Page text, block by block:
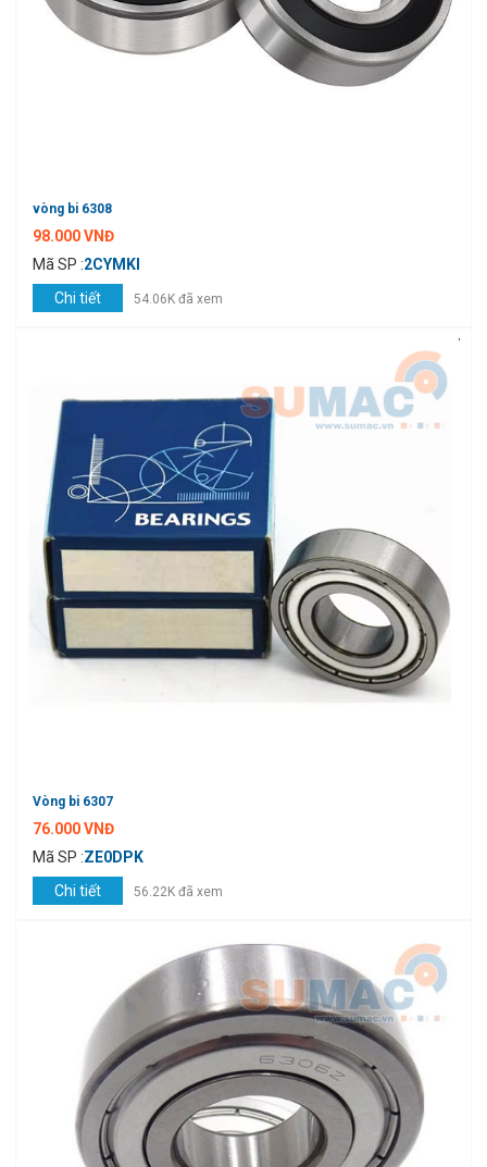
vòng bi 6308
98.000 VNĐ
Mã SP :2CYMKI
Chi tiết
54.06K đã xem
Vòng bi 6307
76.000 VNĐ
Mã SP :ZE0DPK
Chi tiết
56.22K đã xem